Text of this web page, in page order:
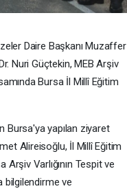
Daire Başkanı Muzaffer
Nuri Güçtekin, MEB Arşiv
Bursa İl Millî Eğitim
Bursa'ya yapılan ziyaret
Alireisoğlu, İl Millî Eğitim
Arşiv Varlığının Tespit ve
bilgilendirme ve